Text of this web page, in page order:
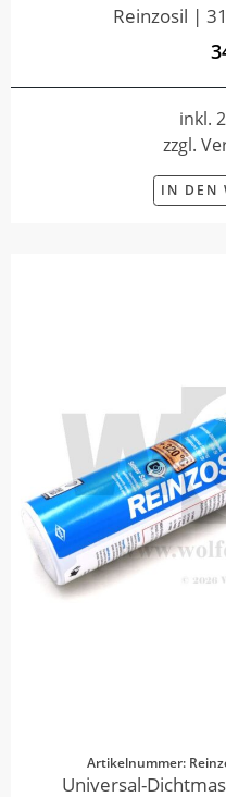
Reinzosil |
inkl.
zzgl.
IN DEN
Artikelnummer:
Universal-